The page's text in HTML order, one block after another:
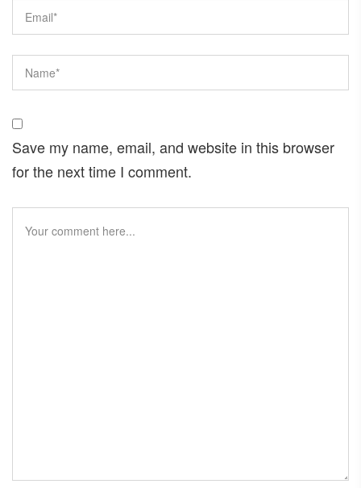
Save my name, email, and website in this browser
for the next time I comment.